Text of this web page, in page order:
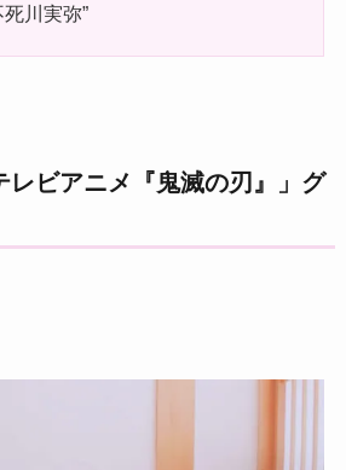
死川実弥”
レビアニメ『鬼滅の刃』」グ